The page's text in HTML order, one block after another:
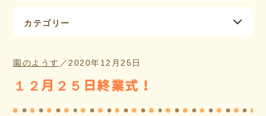
カテゴリー
園のようす ／ 2020年12月25日
１２月２５日終業式！